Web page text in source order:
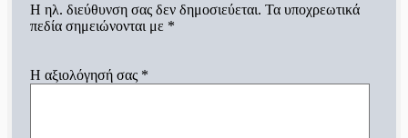
Η ηλ. διεύθυνση σας δεν δημοσιεύεται. Τα υποχρεωτικά
πεδία σημειώνονται με *
Η αξιολόγησή σας *